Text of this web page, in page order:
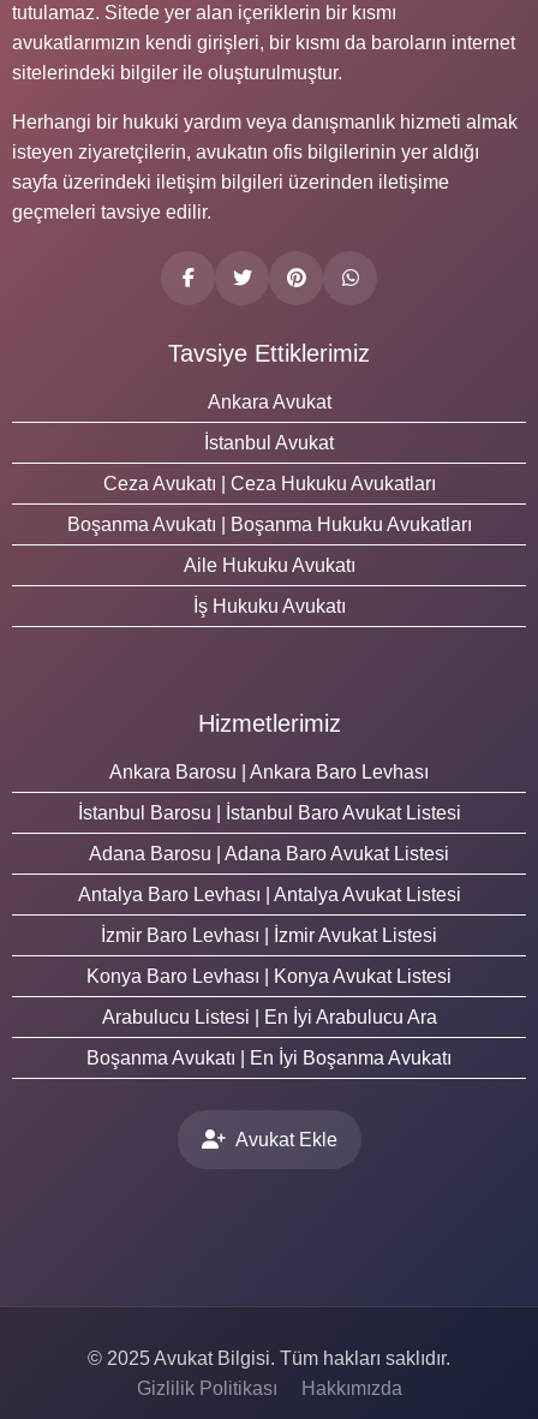
tutulamaz. Sitede yer alan içeriklerin bir kısmı
avukatlarımızın kendi girişleri, bir kısmı da baroların internet
sitelerindeki bilgiler ile oluşturulmuştur.
Herhangi bir hukuki yardım veya danışmanlık hizmeti almak
isteyen ziyaretçilerin, avukatın ofis bilgilerinin yer aldığı
sayfa üzerindeki iletişim bilgileri üzerinden iletişime
geçmeleri tavsiye edilir.
Tavsiye Ettiklerimiz
Ankara Avukat
İstanbul Avukat
Ceza Avukatı | Ceza Hukuku Avukatları
Boşanma Avukatı | Boşanma Hukuku Avukatları
Aile Hukuku Avukatı
İş Hukuku Avukatı
Hizmetlerimiz
Ankara Barosu | Ankara Baro Levhası
İstanbul Barosu | İstanbul Baro Avukat Listesi
Adana Barosu | Adana Baro Avukat Listesi
Antalya Baro Levhası | Antalya Avukat Listesi
İzmir Baro Levhası | İzmir Avukat Listesi
Konya Baro Levhası | Konya Avukat Listesi
Arabulucu Listesi | En İyi Arabulucu Ara
Boşanma Avukatı | En İyi Boşanma Avukatı
Avukat Ekle
© 2025 Avukat Bilgisi. Tüm hakları saklıdır.
Gizlilik Politikası
Hakkımızda